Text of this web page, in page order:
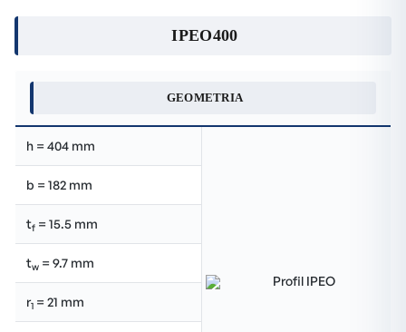
IPEO400
GEOMETRIA
h = 404 mm
b = 182 mm
tf = 15.5 mm
tw = 9.7 mm
r1 = 21 mm